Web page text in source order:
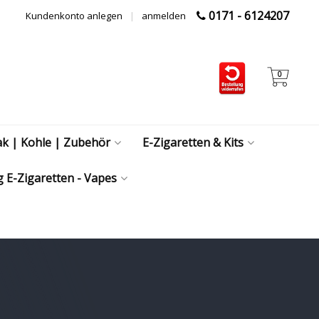
0171 - 6124207
anmelden
|
Kundenkonto anlegen
0
| Kohle | Zubehör E-Zigaretten & Kits
E-Zigaretten - Vapes